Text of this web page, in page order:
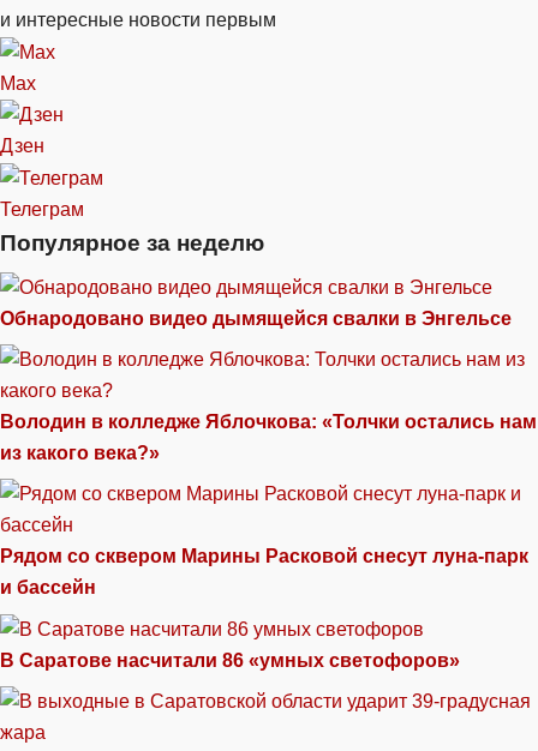
и интересные новости первым
Max
Дзен
Телеграм
Популярное за неделю
Обнародовано видео дымящейся свалки в Энгельсе
Володин в колледже Яблочкова: «Толчки остались нам
из какого века?»
Рядом со сквером Марины Расковой снесут луна-парк
и бассейн
В Саратове насчитали 86 «умных светофоров»